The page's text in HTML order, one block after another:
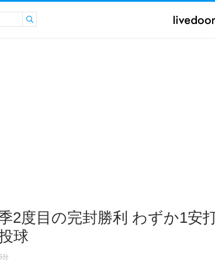
2度目の完封勝利 わずか1安
球
分